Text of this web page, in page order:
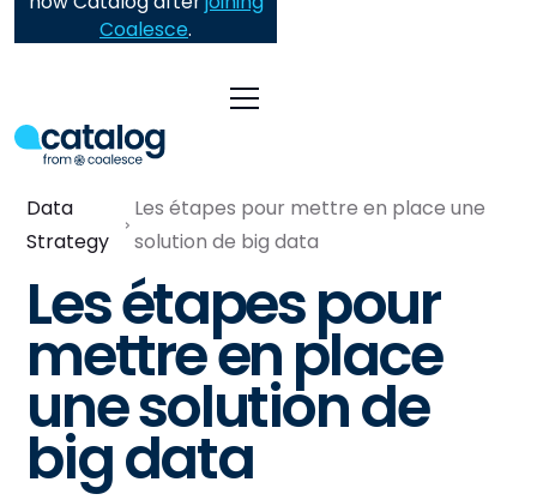
Coalesce.
Data
Strategy
Les étapes pour mettre en place une
solution de big data
Les étapes pour
mettre en place
une solution de
big data